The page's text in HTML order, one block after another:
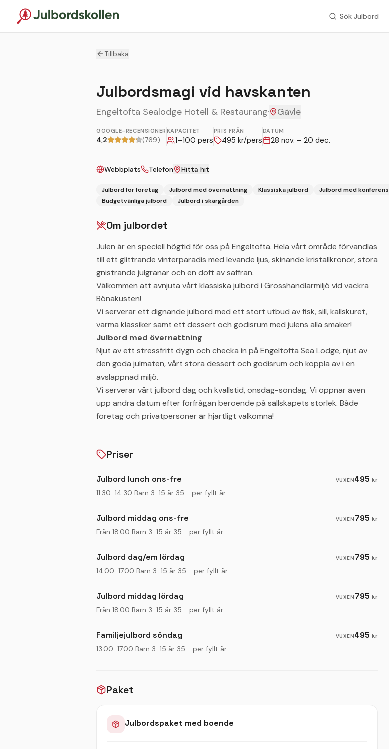
Sök Julbord
Tillbaka
Julbordsmagi vid havskanten
Engeltofta Sealodge Hotell & Restaurang· Gävle
GOOGLE-RECENSIONER
4,2 (769)
KAPACITET
1–100 pers
PRIS FRÅN
495 kr/pers
DATUM
28 nov. – 20 dec.
Webbplats Telefon Hitta hit
Julbord för företag Julbord med övernattning Klassiska julbord Julbord med konferens
Budgetvänliga julbord
Julbord i skärgården
Om julbordet
Julen är en speciell högtid för oss på Engeltofta. Hela vårt område förvandlas
till ett glittrande vinterparadis med levande ljus, skinande kristallkronor, stora
gnistrande julgranar och en doft av saffran.
Välkommen att avnjuta vårt klassiska julbord i Grosshandlarmiljö vid vackra
Bönakusten!
Vi serverar ett dignande julbord med ett stort utbud av fisk, sill, kallskuret,
varma klassiker samt ett dessert och godisrum med julens alla smaker!
Julbord med övernattning
Njut av ett stressfritt dygn och checka in på Engeltofta Sea Lodge, njut av
den goda julmaten, vårt stora dessert och godisrum och koppla av i en
avslappnad miljö.
Vi serverar vårt julbord dag och kvällstid, onsdag-söndag. Vi öppnar även
upp andra datum efter förfrågan beroende på sällskapets storlek. Både
företag och privatpersoner är hjärtligt välkomna!
Priser
Julbord lunch ons-fre VUXEN495 kr
11:30-14:30 Barn 3-15 år 35:- per fyllt år.
Julbord middag ons-fre VUXEN795 kr
Från 18.00 Barn 3-15 år 35:- per fyllt år.
Julbord dag/em lördag VUXEN795 kr
14.00-17.00 Barn 3-15 år 35:- per fyllt år.
Julbord middag lördag VUXEN795 kr
Från 18.00 Barn 3-15 år 35:- per fyllt år.
Familjejulbord söndag VUXEN495 kr
13.00-17.00 Barn 3-15 år 35:- per fyllt år.
Paket
Julbordspaket med boende